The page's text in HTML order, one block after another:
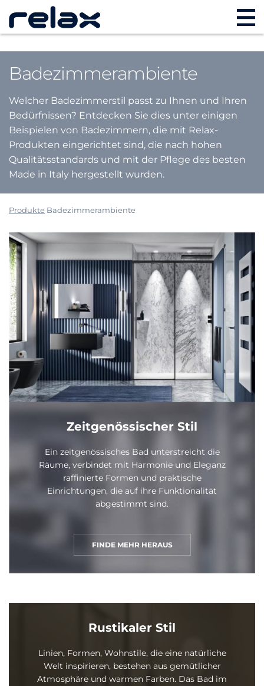
Badezimmerambiente
Welcher Badezimmerstil passt zu Ihnen und Ihren
Bedürfnissen? Entdecken Sie dies unter einigen
Beispielen von Badezimmern, die mit Relax-
Produkten eingerichtet sind, die nach hohen
Qualitätsstandards und mit der Pflege des besten
Made in Italy hergestellt wurden.
Produkte Badezimmerambiente
Zeitgenössischer Stil
Ein zeitgenössisches Bad unterstreicht die
Räume, verbindet mit Harmonie und Eleganz
raffinierte Formen und praktische
Einrichtungen, die auf ihre Funktionalität
abgestimmt sind.
FINDE MEHR HERAUS
Rustikaler Stil
Linien, Formen, Wohnstile, die eine natürliche
Welt inspirieren, bestehen aus gemütlicher
Atmosphäre und warmen Farben. Das Bad im